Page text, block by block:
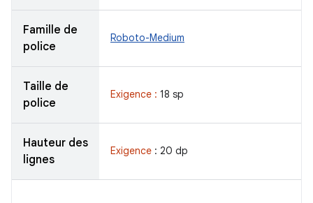
Famille de
police
Roboto-Medium
Taille de
police
Exigence : 18 sp
Hauteur des
lignes
Exigence : 20 dp